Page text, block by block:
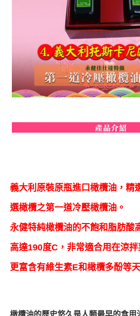
義大利原裝原瓶進口橄欖油，精
選橄欖之第一道冷壓橄欖油。
永健特純橄欖油的不飽和脂肪酸
高達190度C，非常適合用在涼拌
更富含有維生素E和橄欖多酚等